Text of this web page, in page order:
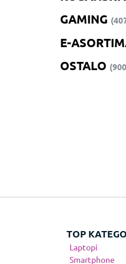
GAMING
E-
OSTALO
TOP
Laptopi
Smartphone